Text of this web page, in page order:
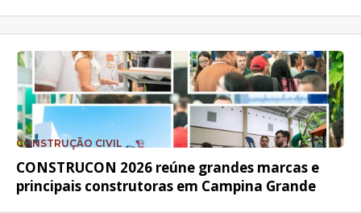
CONSTRUÇÃO CIVIL
CONSTRUCON 2026 reúne grandes marcas e
principais construtoras em Campina Grande